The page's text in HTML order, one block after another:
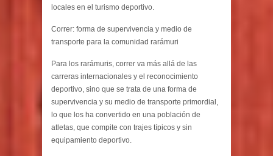
locales en el turismo deportivo.
Correr: forma de supervivencia y medio de
transporte para la comunidad rarámuri
Para los rarámuris, correr va más allá de las
carreras internacionales y el reconocimiento
deportivo, sino que se trata de una forma de
supervivencia y su medio de transporte primordial,
lo que los ha convertido en una población de
atletas, que compite con trajes típicos y sin
equipamiento deportivo.